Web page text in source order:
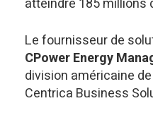
atteindre 185 millions
Le fournisseur de
CPower Energy
division américaine
Centrica Business